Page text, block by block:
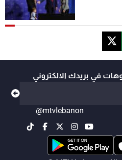
في بريدك الالكتروني
@mtvlebanon